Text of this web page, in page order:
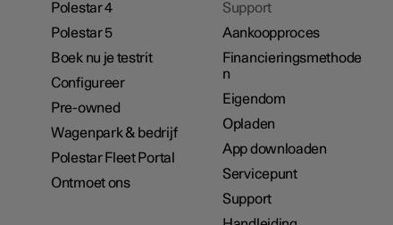
Polestar 4
Polestar 5
Boek nu je testrit
Configureer
Pre-owned
Wagenpark & bedrijf
Polestar Fleet Portal
Ontmoet ons
Support
Aankoopproces
Financieringsmethode
n
Eigendom
Opladen
App downloaden
Servicepunt
Support